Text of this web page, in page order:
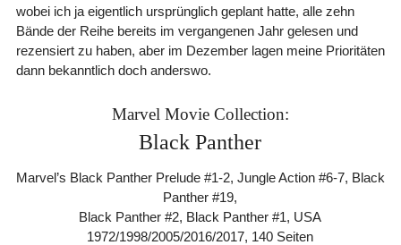
wobei ich ja eigentlich ursprünglich geplant hatte, alle zehn
Bände der Reihe bereits im vergangenen Jahr gelesen und
rezensiert zu haben, aber im Dezember lagen meine Prioritäten
dann bekanntlich doch anderswo.
Marvel Movie Collection:
Black Panther
Marvel’s Black Panther Prelude #1-2, Jungle Action #6-7, Black
Panther #19,
Black Panther #2, Black Panther #1, USA
1972/1998/2005/2016/2017, 140 Seiten